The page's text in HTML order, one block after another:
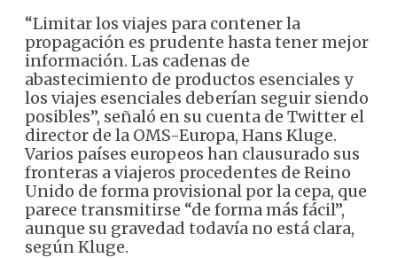
“Limitar los viajes para contener la
propagación es prudente hasta tener mejor
información. Las cadenas de
abastecimiento de productos esenciales y
los viajes esenciales deberían seguir siendo
posibles”, señaló en su cuenta de Twitter el
director de la OMS-Europa, Hans Kluge.
Varios países europeos han clausurado sus
fronteras a viajeros procedentes de Reino
Unido de forma provisional por la cepa, que
parece transmitirse “de forma más fácil”,
aunque su gravedad todavía no está clara,
según Kluge.